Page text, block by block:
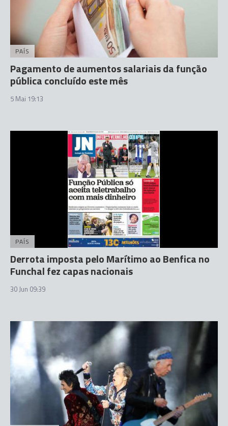
PAÍS
Pagamento de aumentos salariais da função
pública concluído este mês
5 Mai 19:13
PAÍS
Derrota imposta pelo Marítimo ao Benfica no
Funchal fez capas nacionais
30 Jun 09:39